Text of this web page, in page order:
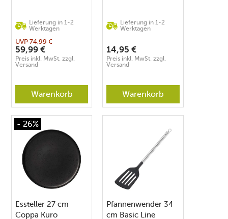
Lieferung in 1-2
Werktagen
UVP74,99 €
59,99 €
Preis inkl. MwSt. zzgl.
Versand
Warenkorb
Lieferung in 1-2
Werktagen
14,95 €
Preis inkl. MwSt. zzgl.
Versand
Warenkorb
- 26%
Essteller 27 cm
Coppa Kuro
Pfannenwender 34
cm Basic Line